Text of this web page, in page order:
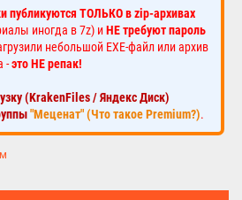
публикуются ТОЛЬКО в zip-архивах
иногда в 7z) иНЕ требуют пароль
небольшой EXE-файл или архив
-это НЕ репак!
(KrakenFiles / Яндекс Диск)
"Меценат" (Что такое Premium?).